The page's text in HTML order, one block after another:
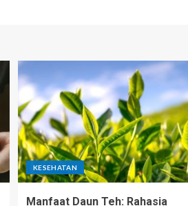
KESEHATAN
Manfaat Daun Teh: Rahasia